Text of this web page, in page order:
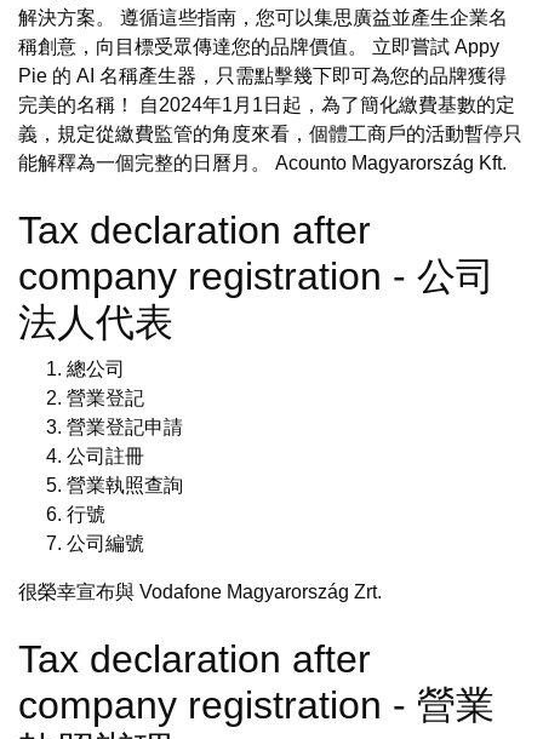
解決方案。 遵循這些指南，您可以集思廣益並產生企業名
稱創意，向目標受眾傳達您的品牌價值。 立即嘗試 Appy
Pie 的 AI 名稱產生器，只需點擊幾下即可為您的品牌獲得
完美的名稱！ 自2024年1月1日起，為了簡化繳費基數的定
義，規定從繳費監管的角度來看，個體工商戶的活動暫停只
能解釋為一個完整的日曆月。 Acounto Magyarország Kft.
Tax declaration after
company registration - 公司
法人代表
總公司
營業登記
營業登記申請
公司註冊
營業執照查詢
行號
公司編號
很榮幸宣布與 Vodafone Magyarország Zrt.
Tax declaration after
company registration - 營業